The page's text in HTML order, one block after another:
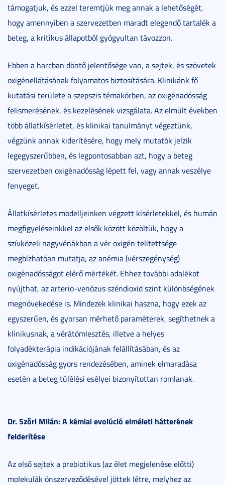
támogatjuk, és ezzel teremtjük meg annak a lehetőségét,
hogy amennyiben a szervezetben maradt elegendő tartalék a
beteg, a kritikus állapotból gyógyultan távozzon.
Ebben a harcban döntő jelentősége van, a sejtek, és szövetek
oxigénellátásának folyamatos biztosítására. Klinikánk fő
kutatási területe a szepszis témakörben, az oxigénadósság
felismerésének, és kezelésének vizsgálata. Az elmúlt években
több állatkísérletet, és klinikai tanulmányt végeztünk,
végzünk annak kiderítésére, hogy mely mutatók jelzik
legegyszerűbben, és legpontosabban azt, hogy a beteg
szervezetben oxigénadósság lépett fel, vagy annak veszélye
fenyeget.
Állatkísérletes modelljeinken végzett kísérletekkel, és humán
megfigyeléseinkkel az elsők között közöltük, hogy a
szívközeli nagyvénákban a vér oxigén telítettsége
megbízhatóan mutatja, az anémia (vérszegénység)
oxigénadósságot elérő mértékét. Ehhez további adalékot
nyújthat, az arterio-venózus széndioxid szint különbségének
megnövekedése is. Mindezek klinikai haszna, hogy ezek az
egyszerűen, és gyorsan mérhető paraméterek, segíthetnek a
klinikusnak, a vérátömlesztés, illetve a helyes
folyadékterápia indikációjának felállításában, és az
oxigénadósság gyors rendezésében, aminek elmaradása
esetén a beteg túlélési esélyei bizonyítottan romlanak.
Dr. Szőri Milán: A kémiai evolúció elméleti hátterének
felderítése
Az első sejtek a prebiotikus (az élet megjelenése előtti)
molekulák önszerveződésével jöttek létre, melyhez az